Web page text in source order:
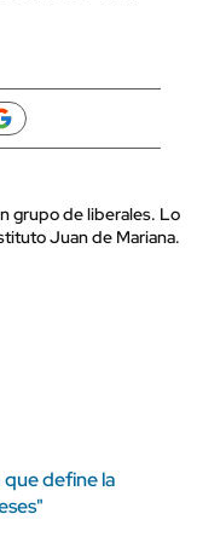
grupo de liberales. Lo
Juan de Mariana.
define la